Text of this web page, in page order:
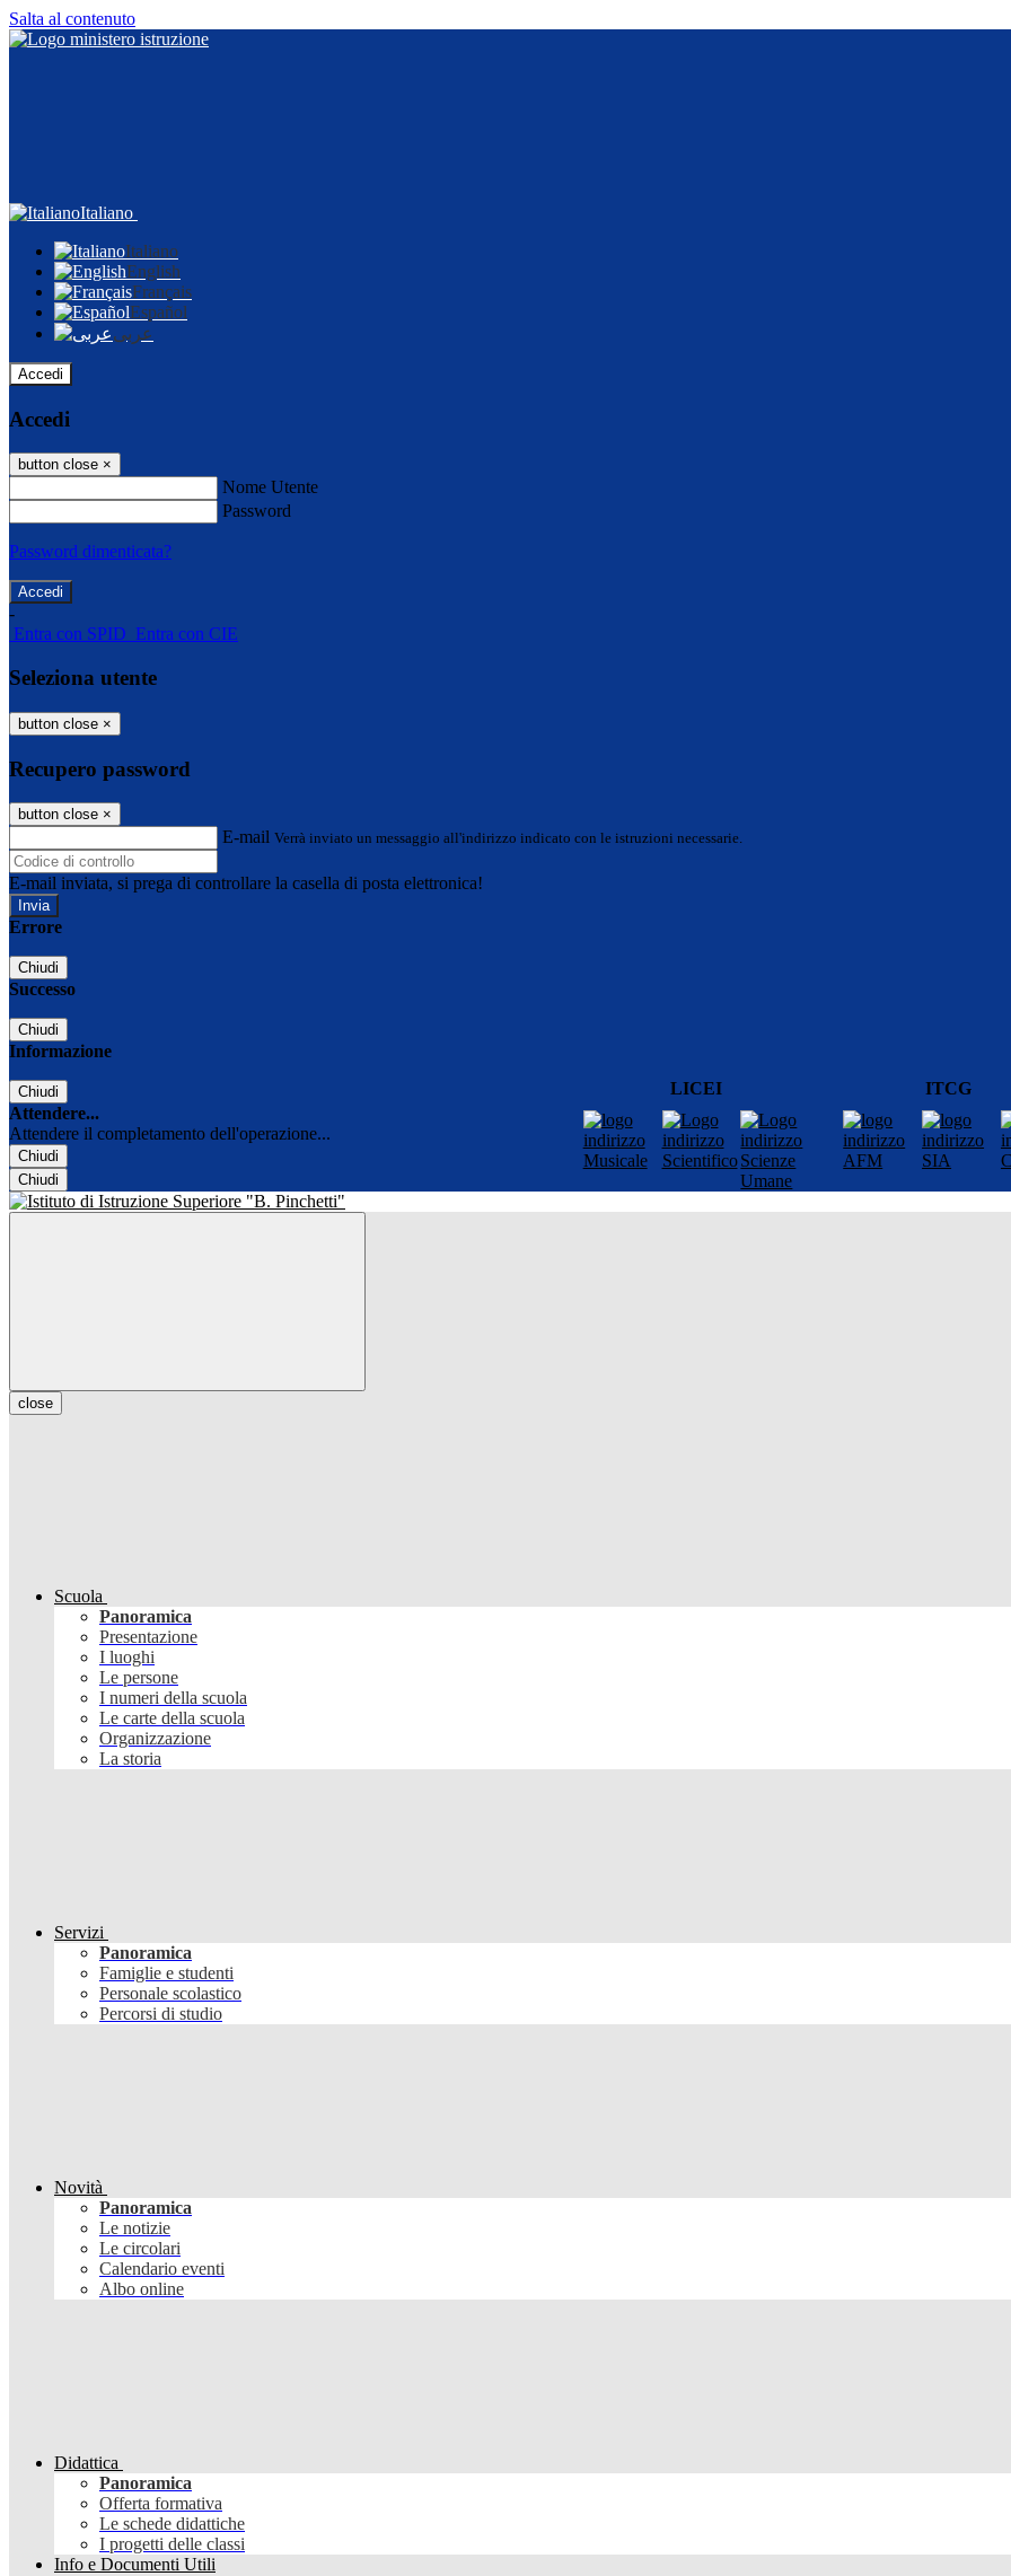
Salta al contenuto
Italiano
Italiano
English
Français
Español
عربى
Accedi
Accedi
button close ×
Nome Utente
Password
Password dimenticata?
-
Entra con SPID Entra con CIE
Seleziona utente
button close ×
Recupero password
button close ×
E-mail Verrà inviato un messaggio all'indirizzo indicato con le istruzioni necessarie.
E-mail inviata, si prega di controllare la casella di posta elettronica!
Errore
Chiudi
Successo
Chiudi
Informazione
Chiudi
Attendere...
Attendere il completamento dell'operazione...
Chiudi
Chiudi
LICEI ITCG
close
Scuola
Panoramica
Presentazione
I luoghi
Le persone
I numeri della scuola
Le carte della scuola
Organizzazione
La storia
Servizi
Panoramica
Famiglie e studenti
Personale scolastico
Percorsi di studio
Novità
Panoramica
Le notizie
Le circolari
Calendario eventi
Albo online
Didattica
Panoramica
Offerta formativa
Le schede didattiche
I progetti delle classi
Info e Documenti Utili